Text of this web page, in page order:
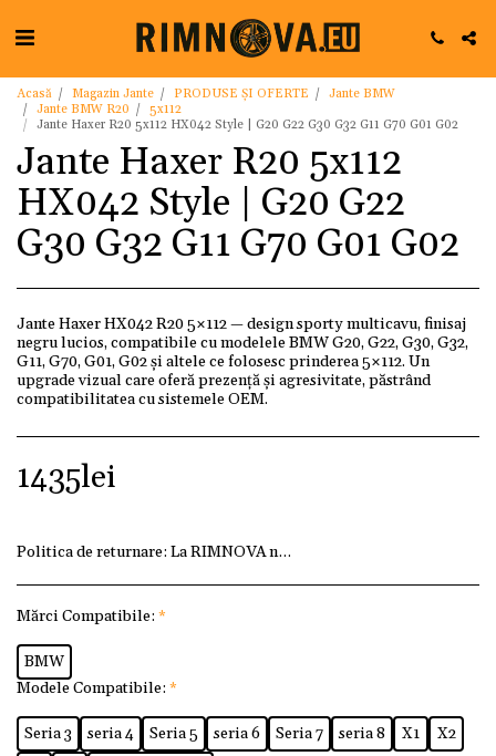
Acasă Magazin Jante PRODUSE ȘI OFERTE
Jante BMW
Jante BMW R20
5x112
Jante Haxer R20 5x112 HX042 Style | G20 G22 G30 G32 G11 G70 G01 G02
Jante Haxer R20 5x112
HX042 Style | G20 G22
G30 G32 G11 G70 G01 G02
Jante Haxer HX042 R20 5×112 — design sporty multicavu, finisaj
negru lucios, compatibile cu modelele BMW G20, G22, G30, G32,
G11, G70, G01, G02 și altele ce folosesc prinderea 5×112. Un
upgrade vizual care oferă prezență și agresivitate, păstrând
compatibilitatea cu sistemele OEM.
1435lei
Politica de returnare: La RIMNOVA ne dorim ca fiecare
Mărci Compatibile: *
BMW
Modele Compatibile: *
Seria 3 seria 4 Seria 5 seria 6 Seria 7 seria 8 X1
X2